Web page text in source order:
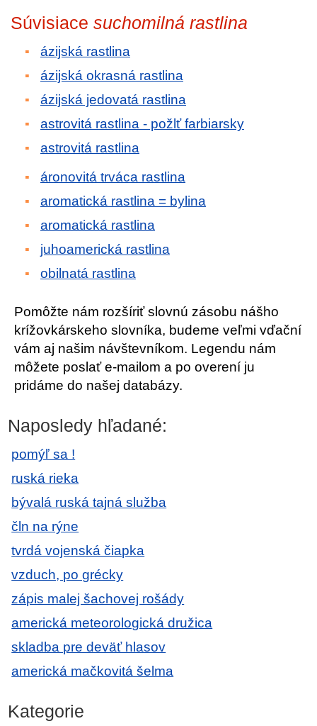
Súvisiace suchomilná rastlina
ázijská rastlina
ázijská okrasná rastlina
ázijská jedovatá rastlina
astrovitá rastlina - požlť farbiarsky
astrovitá rastlina
áronovitá trváca rastlina
aromatická rastlina = bylina
aromatická rastlina
juhoamerická rastlina
obilnatá rastlina
Pomôžte nám rozšíriť slovnú zásobu nášho
krížovkárskeho slovníka, budeme veľmi vďační
vám aj našim návštevníkom. Legendu nám
môžete poslať e-mailom a po overení ju
pridáme do našej databázy.
Naposledy hľadané:
pomýľ sa !
ruská rieka
bývalá ruská tajná služba
čln na rýne
tvrdá vojenská čiapka
vzduch, po grécky
zápis malej šachovej rošády
americká meteorologická družica
skladba pre deväť hlasov
americká mačkovitá šelma
Kategorie